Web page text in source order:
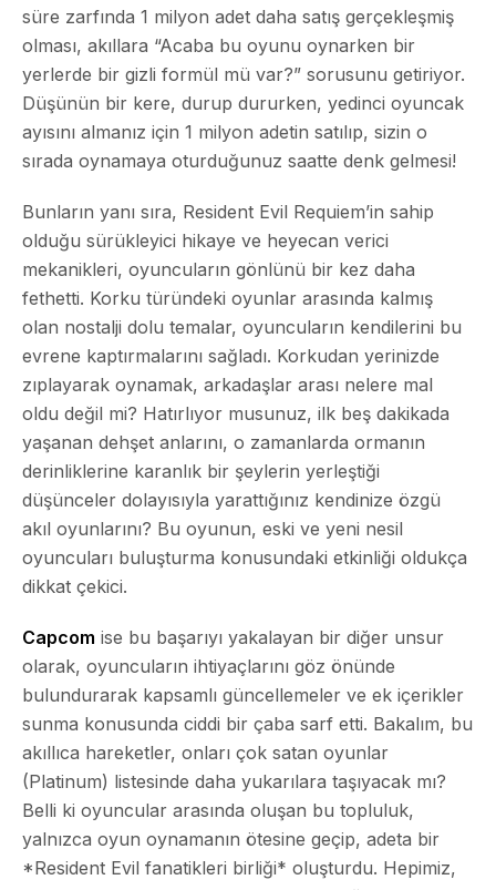
süre zarfında 1 milyon adet daha satış gerçekleşmiş
olması, akıllara “Acaba bu oyunu oynarken bir
yerlerde bir gizli formül mü var?” sorusunu getiriyor.
Düşünün bir kere, durup dururken, yedinci oyuncak
ayısını almanız için 1 milyon adetin satılıp, sizin o
sırada oynamaya oturduğunuz saatte denk gelmesi!
Bunların yanı sıra, Resident Evil Requiem’in sahip
olduğu sürükleyici hikaye ve heyecan verici
mekanikleri, oyuncuların gönlünü bir kez daha
fethetti. Korku türündeki oyunlar arasında kalmış
olan nostalji dolu temalar, oyuncuların kendilerini bu
evrene kaptırmalarını sağladı. Korkudan yerinizde
zıplayarak oynamak, arkadaşlar arası nelere mal
oldu değil mi? Hatırlıyor musunuz, ilk beş dakikada
yaşanan dehşet anlarını, o zamanlarda ormanın
derinliklerine karanlık bir şeylerin yerleştiği
düşünceler dolayısıyla yarattığınız kendinize özgü
akıl oyunlarını? Bu oyunun, eski ve yeni nesil
oyuncuları buluşturma konusundaki etkinliği oldukça
dikkat çekici.
Capcom ise bu başarıyı yakalayan bir diğer unsur
olarak, oyuncuların ihtiyaçlarını göz önünde
bulundurarak kapsamlı güncellemeler ve ek içerikler
sunma konusunda ciddi bir çaba sarf etti. Bakalım, bu
akıllıca hareketler, onları çok satan oyunlar
(Platinum) listesinde daha yukarılara taşıyacak mı?
Belli ki oyuncular arasında oluşan bu topluluk,
yalnızca oyun oynamanın ötesine geçip, adeta bir
*Resident Evil fanatikleri birliği* oluşturdu. Hepimiz,